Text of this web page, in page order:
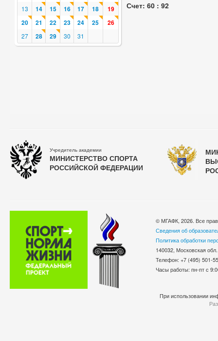
13
14 15 16 17 18
19
20
21 22 23 24 25 26
27 28 29 30 31
Счет: 60 : 92
Учредитель академии
МИНИСТЕРСТВО СПОРТА
РОССИЙСКОЙ ФЕДЕРАЦИИ
© МГАФК, 2026. Все
Сведения об
Политика обработки
140032, Московская
Телефон: +7 (495)
Часы работы: пн-пт с
При использовании